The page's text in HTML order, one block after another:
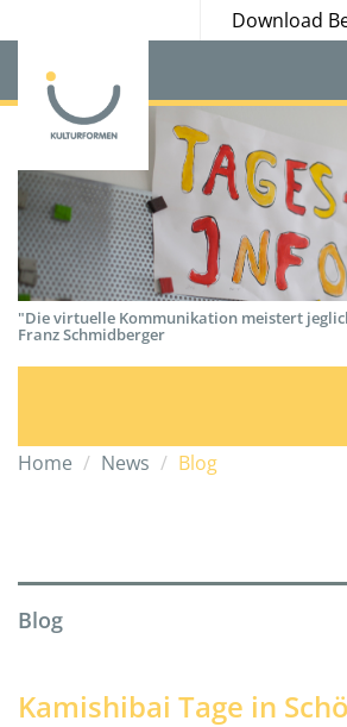
Download
"Die virtuelle Kommunikation meistert
Franz Schmidberger
Home News Blog
Blog
Kamishibai Tage in